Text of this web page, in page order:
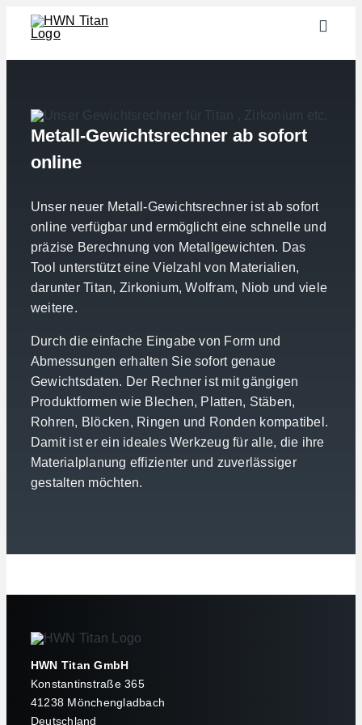
Zum
Inhalt
Toggle
Werkstoffe
Services
Downloads
Über uns
Kontakt
Gewichtsrechner
Metall-Gewichtsrechner ab sofort
online
Unser neuer Metall-Gewichtsrechner ist ab sofort
online verfügbar und ermöglicht eine schnelle und
präzise Berechnung von Metallgewichten. Das
Tool unterstützt eine Vielzahl von Materialien,
darunter Titan, Zirkonium, Wolfram, Niob und viele
weitere.
Durch die einfache Eingabe von Form und
Abmessungen erhalten Sie sofort genaue
Gewichtsdaten. Der Rechner ist mit gängigen
Produktformen wie Blechen, Platten, Stäben,
Rohren, Blöcken, Ringen und Ronden kompatibel.
Damit ist er ein ideales Werkzeug für alle, die ihre
Materialplanung effizienter und zuverlässiger
gestalten möchten.
HWN Titan GmbH
Konstantinstraße 365
41238 Mönchengladbach
Deutschland